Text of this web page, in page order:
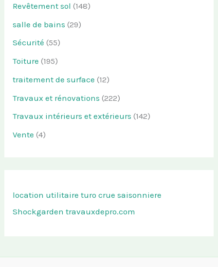
Revêtement sol (148)
salle de bains (29)
Sécurité (55)
Toiture (195)
traitement de surface (12)
Travaux et rénovations (222)
Travaux intérieurs et extérieurs (142)
Vente (4)
location utilitaire turo crue saisonniere
Shockgarden travauxdepro.com